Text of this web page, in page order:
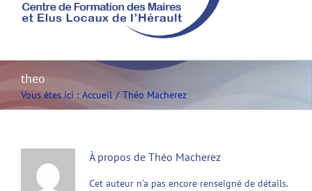
theo
Vous êtes ici : Accueil Théo Macherez
À propos de Théo Macherez
Cet auteur n'a pas encore renseigné de détails.